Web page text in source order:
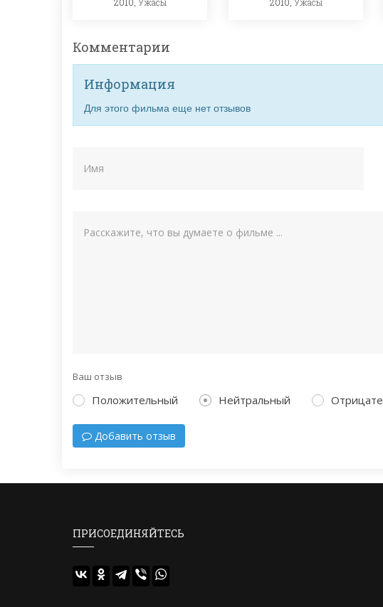
Комментарии
Информация
Для этого фильма еще нет отзывов
Ваш отзыв
Положительный Нейтральный
Добавить отзыв
ПРИСОЕДИНЯЙТЕСЬ